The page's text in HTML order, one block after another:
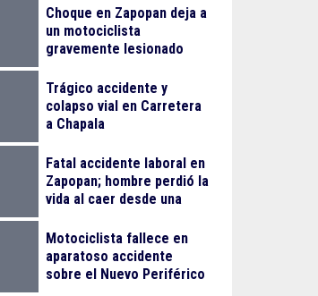
de Oblatos
Choque en Zapopan deja a
un motociclista
gravemente lesionado
Trágico accidente y
colapso vial en Carretera
a Chapala
Fatal accidente laboral en
Zapopan; hombre perdió la
vida al caer desde una
Motociclista fallece en
aparatoso accidente
sobre el Nuevo Periférico